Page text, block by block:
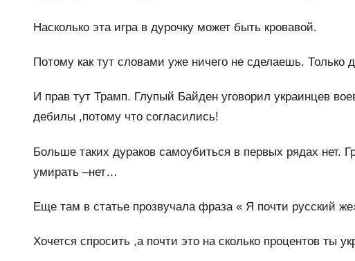
Насколько эта игра в дурочку может быть кровавой.
Потому как тут словами уже ничего не сделаешь. Только
И прав тут Трамп. Глупый Байден уговорил украинцев
дебилы ,потому что согласились!
Больше таких дураков самоубиться в первых рядах нет.
умирать –нет…
Еще там в статье прозвучала фраза « Я почти русский
Хочется спросить ,а почти это на сколько процентов ты